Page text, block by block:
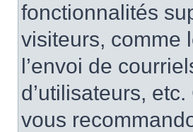
fonctionnalités
visiteurs, comme
l’envoi de
d’utilisateurs,
vous